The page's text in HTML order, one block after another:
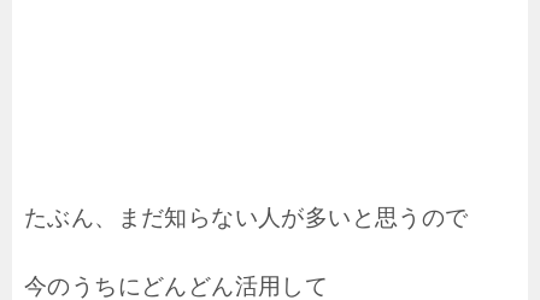
たぶん、まだ知らない人が多いと思うので
今のうちにどんどん活用して